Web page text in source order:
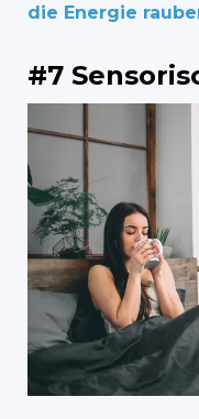
die Energie
#7